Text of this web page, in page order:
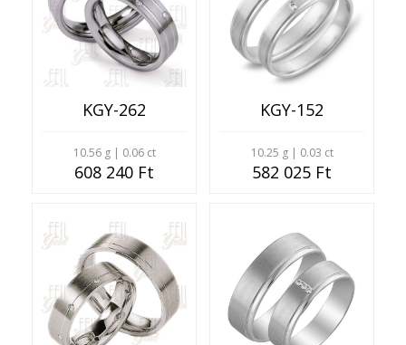
KGY-262
10.56 g | 0.06 ct
608 240 Ft
KGY-152
10.25 g | 0.03 ct
582 025 Ft